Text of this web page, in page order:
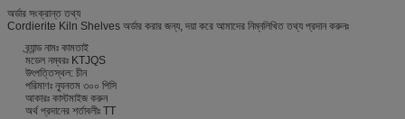
অর্ডার সংক্রান্ত তথ্য
Cordierite Kiln Shelves অর্ডার করার জন্য, দয়া করে আমাদের নিম্নলিখিত তথ্য প্রদান করুনঃ
ব্র্যান্ড নামঃ কামতাই
মডেল নম্বরঃ KTJQS
উৎপত্তিস্থল: চীন
পরিমাণঃ ন্যূনতম ৩০০ পিসি
আকারঃ কাস্টমাইজ করুন
অর্থ প্রদানের শর্তাবলীঃ TT